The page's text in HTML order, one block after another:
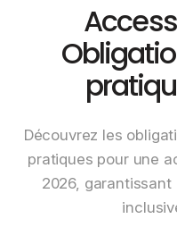
Découvrez les
pratiques pour une
2026,